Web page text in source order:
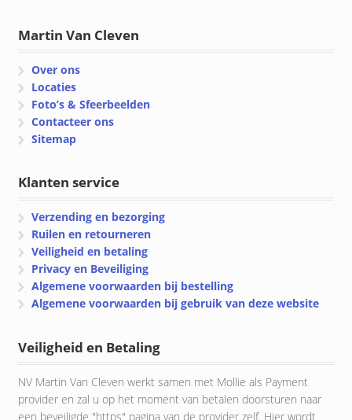
Martin Van Cleven
Over ons
Locaties
Foto’s & Sfeerbeelden
Contacteer ons
Sitemap
Klanten service
Verzending en bezorging
Ruilen en retourneren
Veiligheid en betaling
Privacy en Beveiliging
Algemene voorwaarden bij bestelling
Algemene voorwaarden bij gebruik van deze website
Veiligheid en Betaling
NV Martin Van Cleven werkt samen met Mollie als Payment
provider en zal u op het moment van betalen doorsturen naar
een beveiligde "https" pagina van de provider zelf. Hier wordt